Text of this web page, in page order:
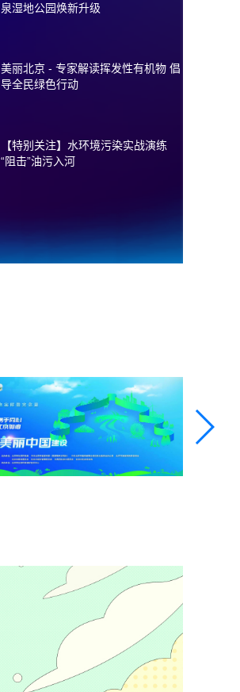
泉湿地公园焕新升级
美丽北京 - 专家解读挥发性有机物 倡
导全民绿色行动
【特别关注】水环境污染实战演练
“阻击”油污入河